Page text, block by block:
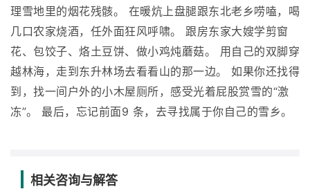
理雪地里的烟花残骸。 在暖炕上盘腿跟东北老乡唠嗑，喝
几口农家烧酒，任外面狂风呼啸。 跟房东家大嫂学剪窗
花、包饺子、烙土豆饼、做小鸡炖蘑菇。 用自己的双脚穿
越林海，走到东升林场去看看山的那一边。 如果你还找得
到，找一间户外的小木屋厕所，感受光着屁股赏雪的“激
冻”。 最后，忘记前面9 条，去寻找属于你自己的雪乡。
相关咨询与解答